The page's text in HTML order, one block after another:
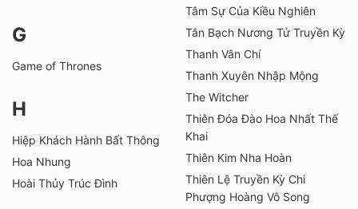
G
Game of Thrones
H
Hiệp Khách Hành Bất Thông
Hoa Nhung
Hoài Thủy Trúc Đình
Tâm Sự Của Kiều Nghiên
Tân Bạch Nương Tử Truyền Kỳ
Thanh Vân Chí
Thanh Xuyên Nhập Mộng
The Witcher
Thiên Đóa Đào Hoa Nhất Thế
Khai
Thiên Kim Nha Hoàn
Thiên Lệ Truyền Kỳ Chi
Phượng Hoàng Vô Song